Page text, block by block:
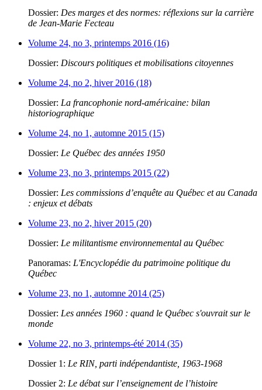
Dossier: Des marges et des normes: réflexions sur la carrière
de Jean-Marie Fecteau
Volume 24, no 3, printemps 2016 (16)
Dossier: Discours politiques et mobilisations citoyennes
Volume 24, no 2, hiver 2016 (18)
Dossier: La francophonie nord-américaine: bilan
historiographique
Volume 24, no 1, automne 2015 (15)
Dossier: Le Québec des années 1950
Volume 23, no 3, printemps 2015 (22)
Dossier: Les commissions d’enquête au Québec et au Canada
: enjeux et débats
Volume 23, no 2, hiver 2015 (20)
Dossier: Le militantisme environnemental au Québec
Panoramas: L'Encyclopédie du patrimoine politique du
Québec
Volume 23, no 1, automne 2014 (25)
Dossier: Les années 1960 : quand le Québec s'ouvrait sur le
monde
Volume 22, no 3, printemps-été 2014 (35)
Dossier 1: Le RIN, parti indépendantiste, 1963-1968
Dossier 2: Le débat sur l’enseignement de l’histoire